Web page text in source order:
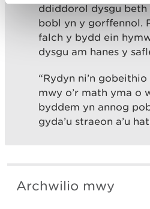
ddiddorol dysgu
bobl yn y gorffennol.
falch y bydd ein
dysgu am hanes y
“Rydyn ni’n
mwy o’r math yma o
byddem yn annog
gyda’u straeon a’u
Archwilio mwy